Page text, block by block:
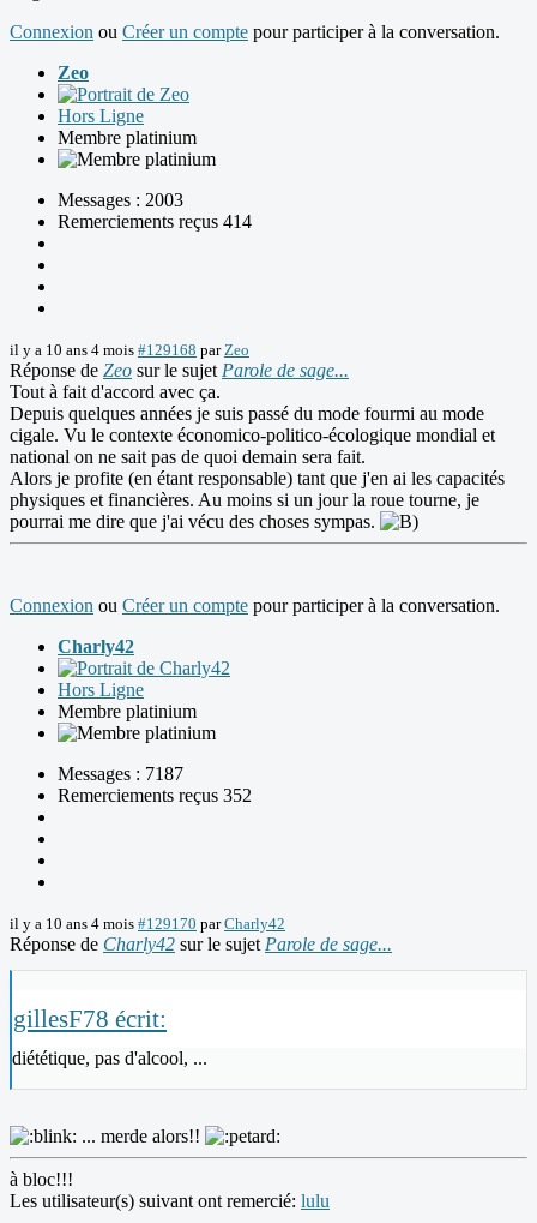
Connexion ou Créer un compte pour participer à la conversation.
Zeo
Hors Ligne
Membre platinium
Messages : 2003
Remerciements reçus 414
il y a 10 ans 4 mois #129168 par Zeo
Réponse de Zeo sur le sujet Parole de sage...
Tout à fait d'accord avec ça.
Depuis quelques années je suis passé du mode fourmi au mode
cigale. Vu le contexte économico-politico-écologique mondial et
national on ne sait pas de quoi demain sera fait.
Alors je profite (en étant responsable) tant que j'en ai les capacités
physiques et financières. Au moins si un jour la roue tourne, je
pourrai me dire que j'ai vécu des choses sympas.
Connexion ou Créer un compte pour participer à la conversation.
Charly42
Hors Ligne
Membre platinium
Messages : 7187
Remerciements reçus 352
il y a 10 ans 4 mois #129170 parCharly42
Réponse de Charly42 sur le sujet Parole de sage...
gillesF78 écrit:
diététique, pas d'alcool, ...
... merde alors!!
à bloc!!!
Les utilisateur(s) suivant ont remercié: lulu